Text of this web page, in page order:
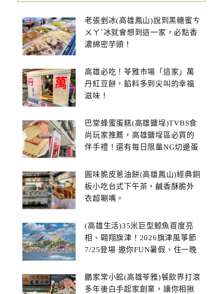
老張剉冰(高雄鳳山)說到黑糖蜜ㄘ
ㄨㄚˋ冰就會想到這一家，必點香
濃綿密芋頭！
高雄必吃！苓雅市場「這家」萬
丹紅豆餅，餡料多到尖叫的幸福
滋味！
巴堂蜂蜜蛋糕(高雄鹽埕)TVBS食
尚玩家推薦，高雄鹽埕區必買的
伴手禮！還有每日限量NG切邊蛋
圓味脆皮蔥油餅(高雄鳳山)經典銅
板小吃台式下午茶，鹹香酥脆外
衣超唰嘴。
(高雄生活)35米巨型鯨魚首度亮
相、翱翔旗津！2026旗津風箏節
7/25登場 邀你FUN暑假、住一晚
鵬家常小館(高雄苓雅)餐飲界打滾
多年後白手起家創業，讓你相揪